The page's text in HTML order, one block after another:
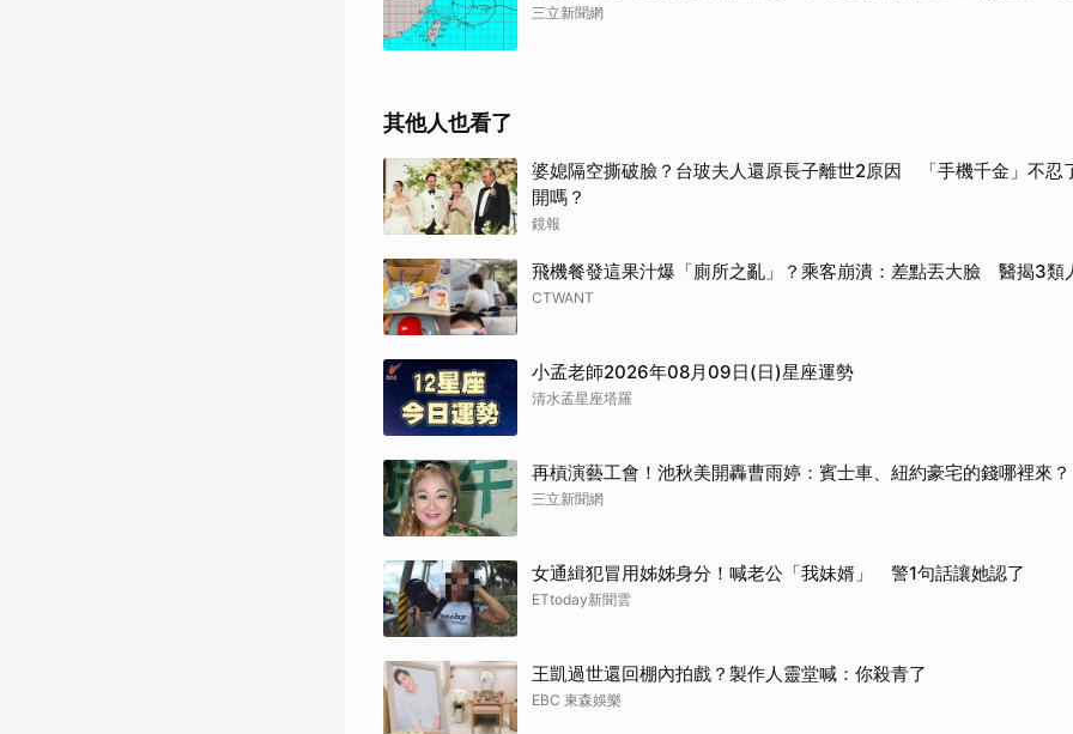
三立新聞網
其他人也看了
婆媳隔空撕破臉？台玻夫人還原長子離世2原因 「手機千金」不忍
開嗎？
鏡報
飛機餐發這果汁爆「廁所之亂」？乘客崩潰：差點丟大臉 醫揭3類
CTWANT
小孟老師2026年08月09日(日)星座運勢
清水孟星座塔羅
再槓演藝工會！池秋美開轟曹雨婷：賓士車、紐約豪宅的錢哪裡來？
三立新聞網
女通緝犯冒用姊姊身分！喊老公「我妹婿」 警1句話讓她認了
ETtoday新聞雲
王凱過世還回棚內拍戲？製作人靈堂喊：你殺青了
EBC 東森娛樂